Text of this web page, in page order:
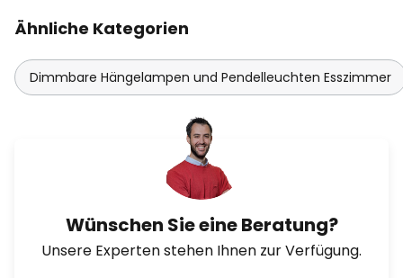
Ähnliche Kategorien
Dimmbare Hängelampen und Pendelleuchten Esszimmer
Wünschen Sie eine Beratung?
Unsere Experten stehen Ihnen zur Verfügung.